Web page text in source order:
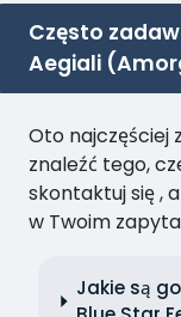
Często
Aegiali
Oto najczęściej
znaleźć tego,
skontaktuj się ,
w Twoim
Jakie są